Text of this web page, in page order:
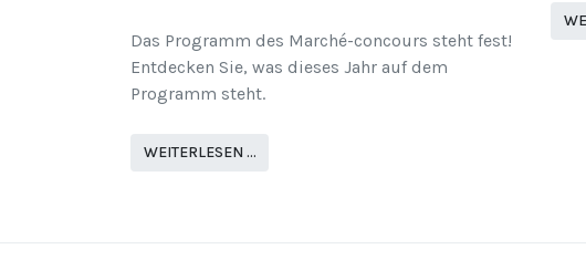
Das Programm des Marché-concours steht fest!
Entdecken Sie, was dieses Jahr auf dem
Programm steht.
WEITERLESEN …